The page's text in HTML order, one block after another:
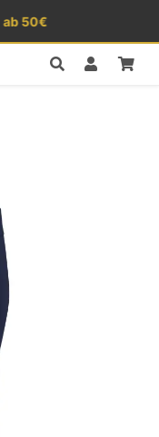
ab 50€